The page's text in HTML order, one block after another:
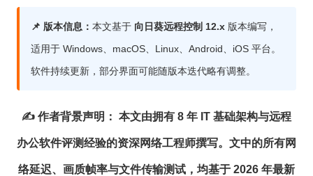
📌 版本信息： 本文基于 向日葵远程控制 12.x 版本编写，
适用于 Windows、macOS、Linux、Android、iOS 平台。
软件持续更新，部分界面可能随版本迭代略有调整。
✍️ 作者背景声明： 本文由拥有 8 年 IT 基础架构与远程
办公软件评测经验的资深网络工程师撰写。文中的所有网
络延迟、画质帧率与文件传输测试，均基于 2026 年最新